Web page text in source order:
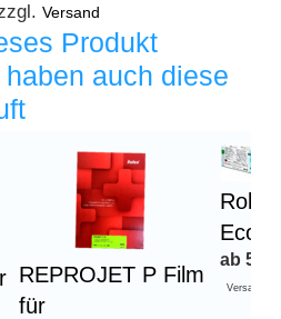
Versand
Produkt
auch diese
REPROJET P Film
für
Eco
ab